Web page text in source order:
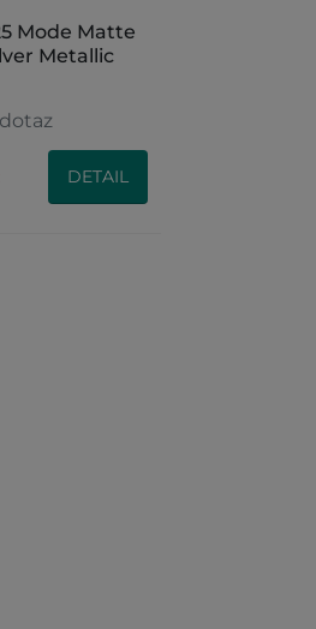
Mode Matte
Metallic
DETAIL